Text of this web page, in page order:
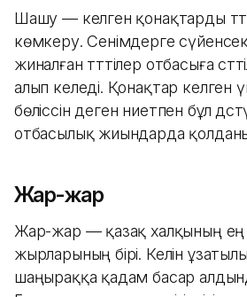
Шашу — келген қонақтарды
көмкеру. Сенімдерге
жиналған тәттілер отбасыға
алып келеді. Қонақтар келген
бөліссін деген ниетпен бұл
отбасылық жиындарда
Жар-жар
Жар-жар — қазақ халқының ең
жырларының бірі. Келін
шаңыраққа қадам басар